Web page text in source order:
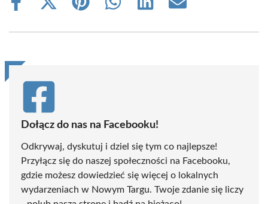
Share
Share
(Twitter)
Share
Share
Share
Share
Dołącz do nas na Facebooku!
Odkrywaj, dyskutuj i dziel się tym co najlepsze!
Przyłącz się do naszej społeczności na Facebooku,
gdzie możesz dowiedzieć się więcej o lokalnych
wydarzeniach w Nowym Targu. Twoje zdanie się liczy